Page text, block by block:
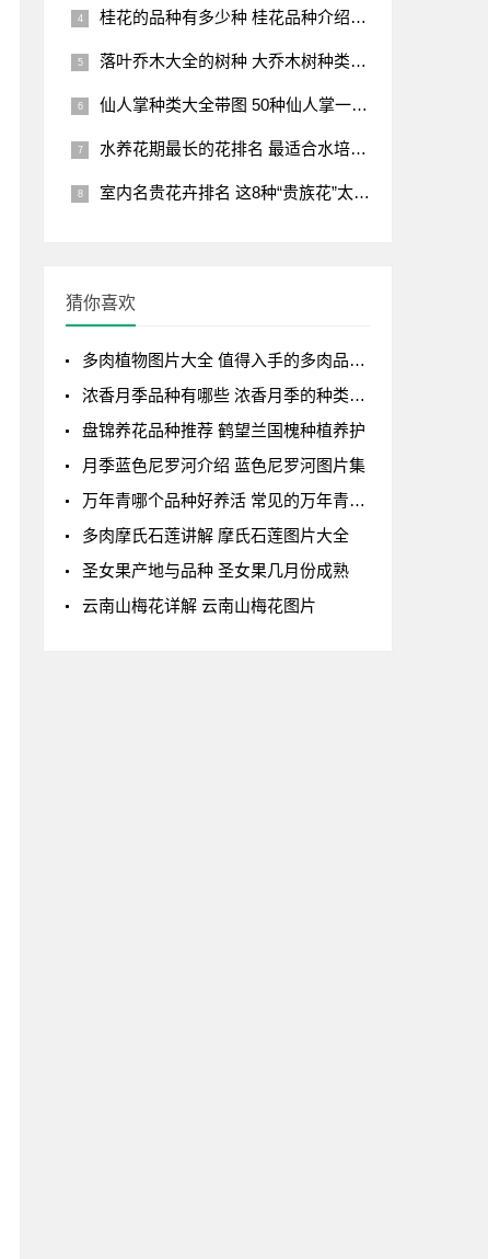
桂花的品种有多少种 桂花品种介绍及图片大全
落叶乔木大全的树种 大乔木树种类大全
仙人掌种类大全带图 50种仙人掌一次看个够
水养花期最长的花排名 最适合水培的花卉大全
室内名贵花卉排名 这8种“贵族花”太奢侈
猜你喜欢
多肉植物图片大全 值得入手的多肉品种推荐
浓香月季品种有哪些 浓香月季的种类有哪些?
盘锦养花品种推荐 鹤望兰国槐种植养护
月季蓝色尼罗河介绍 蓝色尼罗河图片集
万年青哪个品种好养活 常见的万年青种类介绍
多肉摩氏石莲讲解 摩氏石莲图片大全
圣女果产地与品种 圣女果几月份成熟
云南山梅花详解 云南山梅花图片